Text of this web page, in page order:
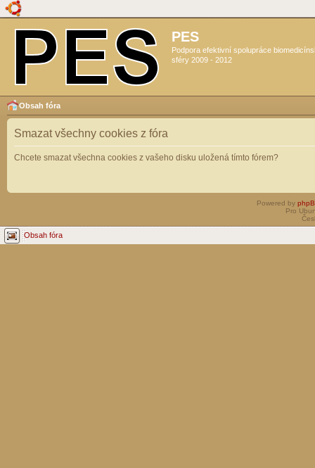
PES
Podpora efektivní spolupráce
sféry 2009 - 2012
Obsah fóra
Smazat všechny cookies z fóra
Chcete smazat všechna cookies z vašeho disku uložená tímto fórem?
Powered by
Pro
Obsah fóra